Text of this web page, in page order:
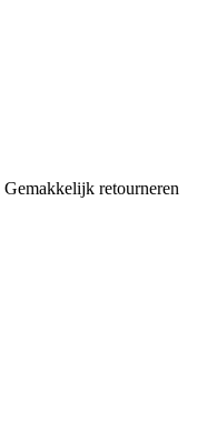
Gemakkelijk retourneren